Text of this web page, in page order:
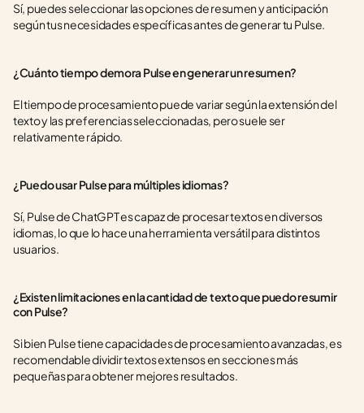
Sí, puedes seleccionar las opciones de resumen y anticipación
según tus necesidades específicas antes de generar tu Pulse.
¿Cuánto tiempo demora Pulse en generar un resumen?
El tiempo de procesamiento puede variar según la extensión del
texto y las preferencias seleccionadas, pero suele ser
relativamente rápido.
¿Puedo usar Pulse para múltiples idiomas?
Sí, Pulse de ChatGPT es capaz de procesar textos en diversos
idiomas, lo que lo hace una herramienta versátil para distintos
usuarios.
¿Existen limitaciones en la cantidad de texto que puedo resumir
con Pulse?
Si bien Pulse tiene capacidades de procesamiento avanzadas, es
recomendable dividir textos extensos en secciones más
pequeñas para obtener mejores resultados.